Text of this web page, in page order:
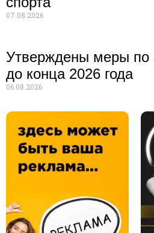
07.08.2026
Утверждены меры по
до конца 2026 года
06.08.2026